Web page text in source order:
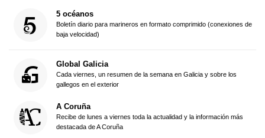
5 océanos
Boletín diario para marineros en formato comprimido (conexiones de
baja velocidad)
Global Galicia
Cada viernes, un resumen de la semana en Galicia y sobre los
gallegos en el exterior
A Coruña
Recibe de lunes a viernes toda la actualidad y la información más
destacada de A Coruña